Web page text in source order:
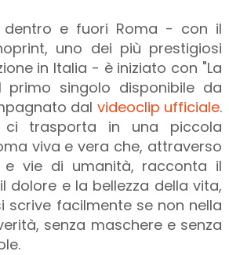
dentro e fuori Roma - con il
uno dei più prestigiosi
in Italia - è iniziato con "La
primo singolo disponibile da
dal videoclip ufficiale.
trasporta in una piccola
viva e vera che, attraverso
e vie di umanità, racconta il
dolore e la bellezza della vita,
scrive facilmente se non nella
senza maschere e senza